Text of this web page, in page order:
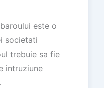
este o
societati
trebuie sa fie
intruziune